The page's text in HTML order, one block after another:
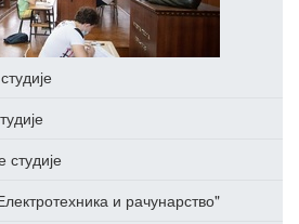
студије
и рачунарство"